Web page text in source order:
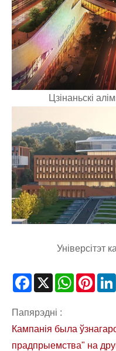
Цзінаньскі
Універсітэт
Facebook
X WhatsApp
Папярэдні :
Кампанія была
прадпрыемства" на